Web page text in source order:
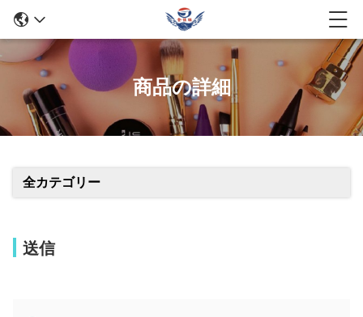
商品の詳細
全カテゴリー
送信